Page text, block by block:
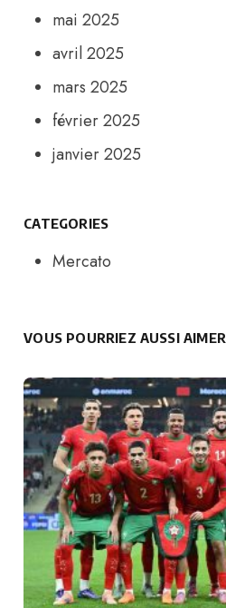
mai 2025
avril 2025
mars 2025
février 2025
janvier 2025
CATEGORIES
Mercato
VOUS POURRIEZ AUSSI AIMER